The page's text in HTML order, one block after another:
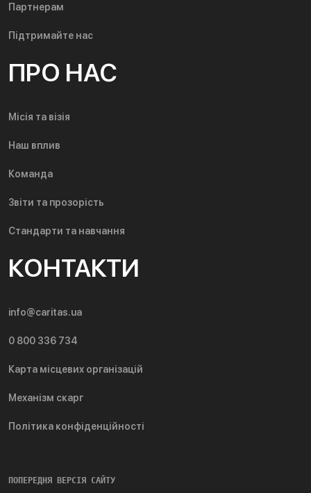
Партнерам
Підтримайте нас
ПРО НАС
Місія та візія
Наш вплив
Команда
Звіти та прозорість
Стандарти та навчання
КОНТАКТИ
info@caritas.ua
0 800 336 734
Карта місцевих організацій
Механізм скарг
Політика конфіденційності
ПОПЕРЕДНЯ ВЕРСІЯ САЙТУ